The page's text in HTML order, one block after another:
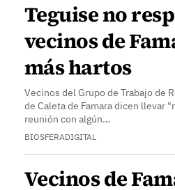
Teguise no
vecinos de
más hartos
Vecinos del Grupo de Trabajo de
de Caleta de Famara dicen llevar
reunión con algún…
BIOSFERADIGITAL
Vecinos de